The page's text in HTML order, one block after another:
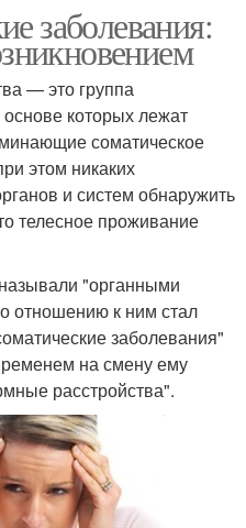
заболевания:
— это группа
которых лежат
соматическое
этом никаких
и систем обнаружить
телесное проживание
"органными
отношению к ним стал
заболевания"
на смену ему
расстройства".